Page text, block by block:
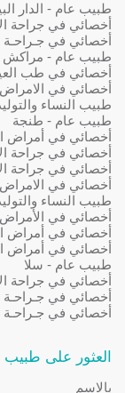
طبيب عام - الدار
أخصائي في جراحة
أخصائي في جـراحـة
طبيب عام - مراكش
أخصائي في طب
أخصائي في الامراض
طبيب النساء
طبيب عام - طنجة
أخصائي في أمراض
أخصائي في جراحة
أخصائي في جراحة
أخصائي في
طبيب النساء
أخصائي في الأمراض
أخصائي في أمراض
أخصائي في أمراض
طبيب عام - سلا
أخصائي في جراحة
أخصائي في جـراحـة
أخصائي في جـراحـة
العثور على طبيب
بالاسم